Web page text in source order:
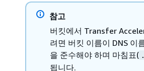
참고
버킷에서 Transfer
려면 버킷 이름이 DNS 이
을 준수해야 하며 마침표( .
됩니다.